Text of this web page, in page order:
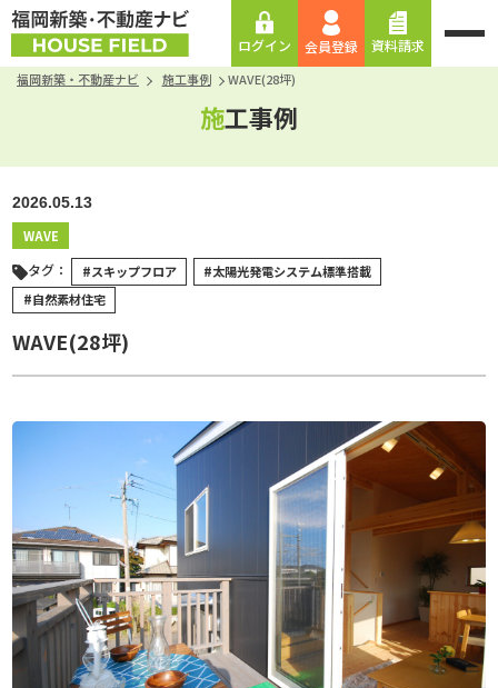
ログイン 会員登録 資料請求
福岡新築・不動産ナビ 施工事例 WAVE(28坪)
施工事例
2026.05.13
WAVE
タグ： #スキップフロア
#太陽光発電システム標準搭載
#自然素材住宅
WAVE(28坪)